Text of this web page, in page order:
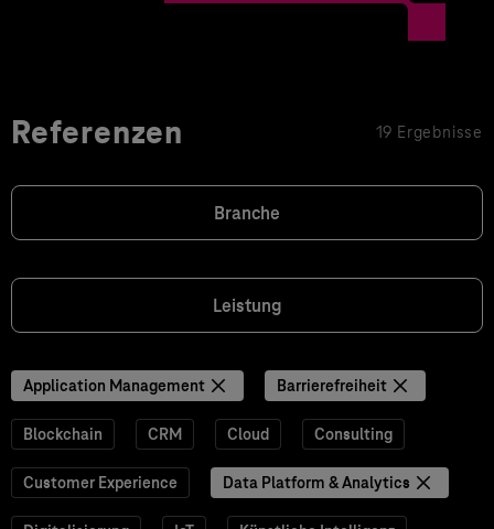
Referenzen 19 Ergebnisse
Branche
Leistung
Application Management Barrierefreiheit
Blockchain CRM Cloud Consulting
Customer Experience Data Platform & Analytics